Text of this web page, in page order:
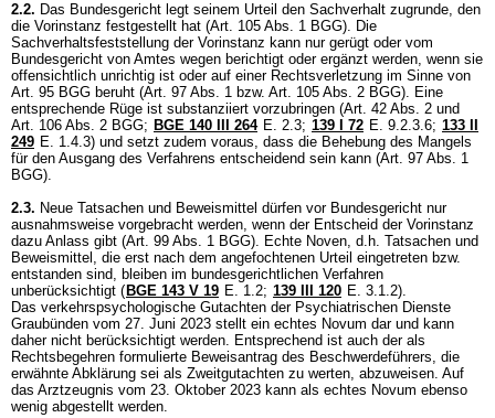
2.2. Das Bundesgericht legt seinem Urteil den Sachverhalt zugrunde, den
die Vorinstanz festgestellt hat (Art. 105 Abs. 1 BGG). Die
Sachverhaltsfeststellung der Vorinstanz kann nur gerügt oder vom
Bundesgericht von Amtes wegen berichtigt oder ergänzt werden, wenn sie
offensichtlich unrichtig ist oder auf einer Rechtsverletzung im Sinne von
Art. 95 BGG beruht (Art. 97 Abs. 1 bzw. Art. 105 Abs. 2 BGG). Eine
entsprechende Rüge ist substanziiert vorzubringen (Art. 42 Abs. 2 und
Art. 106 Abs. 2 BGG; BGE 140 III 264 E. 2.3; 139 I 72 E. 9.2.3.6; 133 II
249 E. 1.4.3) und setzt zudem voraus, dass die Behebung des Mangels
für den Ausgang des Verfahrens entscheidend sein kann (Art. 97 Abs. 1
BGG).
2.3. Neue Tatsachen und Beweismittel dürfen vor Bundesgericht nur
ausnahmsweise vorgebracht werden, wenn der Entscheid der Vorinstanz
dazu Anlass gibt (Art. 99 Abs. 1 BGG). Echte Noven, d.h. Tatsachen und
Beweismittel, die erst nach dem angefochtenen Urteil eingetreten bzw.
entstanden sind, bleiben im bundesgerichtlichen Verfahren
unberücksichtigt ( BGE 143 V 19 E. 1.2; 139 III 120 E. 3.1.2).
Das verkehrspsychologische Gutachten der Psychiatrischen Dienste
Graubünden vom 27. Juni 2023 stellt ein echtes Novum dar und kann
daher nicht berücksichtigt werden. Entsprechend ist auch der als
Rechtsbegehren formulierte Beweisantrag des Beschwerdeführers, die
erwähnte Abklärung sei als Zweitgutachten zu werten, abzuweisen. Auf
das Arztzeugnis vom 23. Oktober 2023 kann als echtes Novum ebenso
wenig abgestellt werden.